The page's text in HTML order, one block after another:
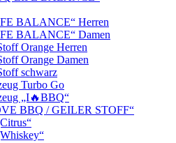
BALANCE“ Herren
BALANCE“ Damen
Orange Herren
Orange Damen
schwarz
Turbo Go
„I🔥BBQ“
BBQ / GEILER STOFF“